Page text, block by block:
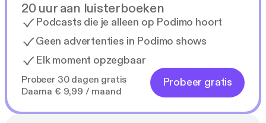
20 uur aan luisterboeken
Podcasts die je alleen op Podimo hoort
Geen advertenties in Podimo shows
Elk moment opzegbaar
Probeer 30 dagen gratis
Daarna € 9,99 / maand
Probeer gratis